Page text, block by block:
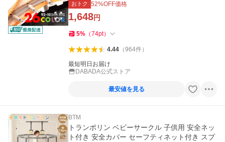
おトク 52%OFF価格
1,648円
5% （74pt）
4.44（964件）
最短明日お届け
DABADA公式ストア
最安値を見る
BTM
トランポリン ベビーサークル 子供用 安全ネッ
ト付き 安全カバー セーフティネット付き スプ